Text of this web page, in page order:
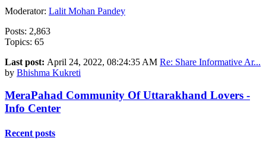
Moderator: Lalit Mohan Pandey
Posts: 2,863
Topics: 65
Last post: April 24, 2022, 08:24:35 AM Re: Share Informative Ar...
by Bhishma Kukreti
MeraPahad Community Of Uttarakhand Lovers -
Info Center
Recent posts